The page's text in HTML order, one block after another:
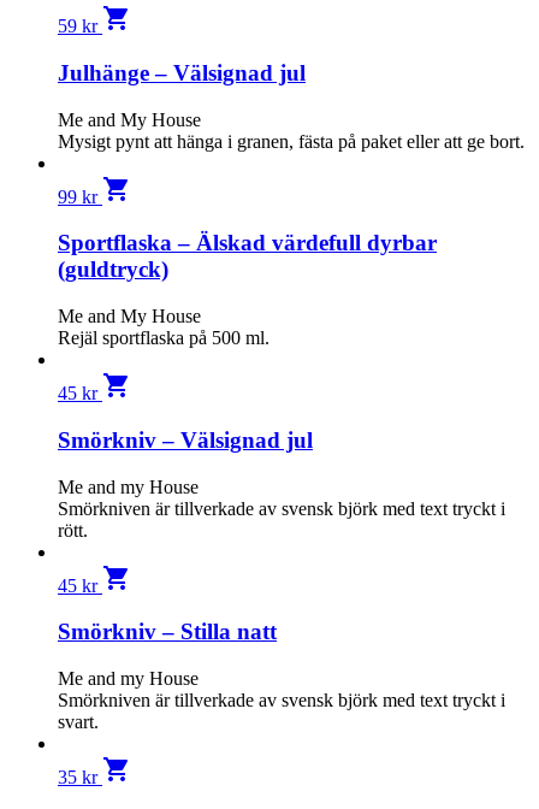
59 kr shopping_cart
Julhänge – Välsignad jul
Me and My House
Mysigt pynt att hänga i granen, fästa på paket eller att ge bort.
99 kr shopping_cart
Sportflaska – Älskad värdefull dyrbar
(guldtryck)
Me and My House
Rejäl sportflaska på 500 ml.
45 kr shopping_cart
Smörkniv – Välsignad jul
Me and my House
Smörkniven är tillverkade av svensk björk med text tryckt i
rött.
45 kr shopping_cart
Smörkniv – Stilla natt
Me and my House
Smörkniven är tillverkade av svensk björk med text tryckt i
svart.
35 kr shopping_cart